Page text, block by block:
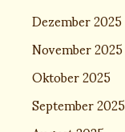
Dezember 2025
November 2025
Oktober 2025
September 2025